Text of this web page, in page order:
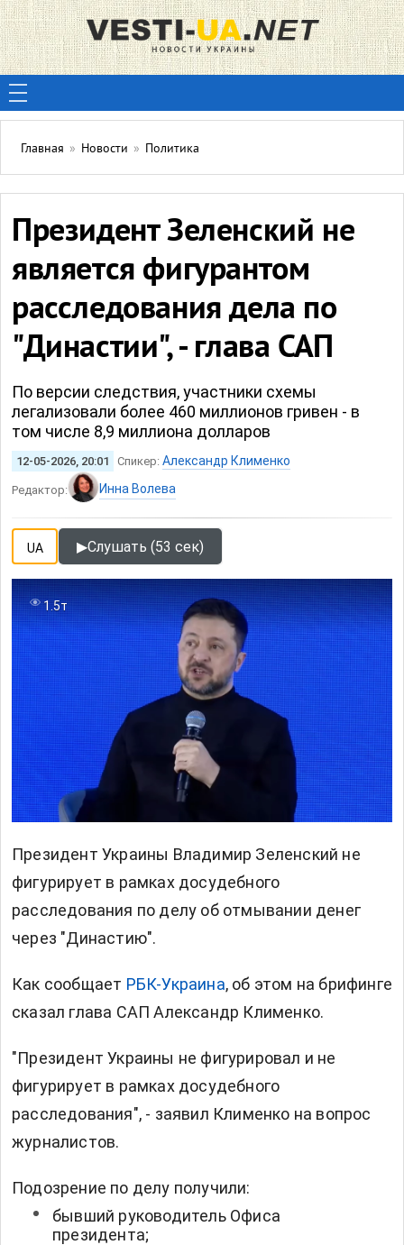
Главная » Новости » Политика
Президент Зеленский не
является фигурантом
расследования дела по
"Династии", - глава САП
По версии следствия, участники схемы
легализовали более 460 миллионов гривен - в
том числе 8,9 миллиона долларов
12-05-2026, 20:01 Спикер: Александр Клименко
Редактор: Инна Волева
UA ▶Слушать (53 сек)
1.5т
Президент Украины Владимир Зеленский не
фигурирует в рамках досудебного
расследования по делу об отмывании денег
через "Династию".
Как сообщает РБК-Украина, об этом на брифинге
сказал глава САП Александр Клименко.
"Президент Украины не фигурировал и не
фигурирует в рамках досудебного
расследования", - заявил Клименко на вопрос
журналистов.
Подозрение по делу получили:
бывший руководитель Офиса
президента;